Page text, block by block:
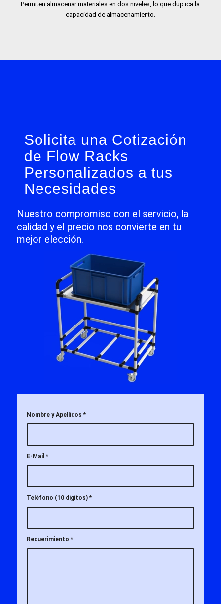
Permiten almacenar materiales en dos niveles, lo que duplica la
capacidad de almacenamiento.
Solicita una Cotización
de Flow Racks
Personalizados a tus
Necesidades
Nuestro compromiso con el servicio, la
calidad y el precio nos convierte en tu
mejor elección.
Nombre y Apellidos *
E-Mail *
Teléfono (10 digitos) *
Requerimiento *